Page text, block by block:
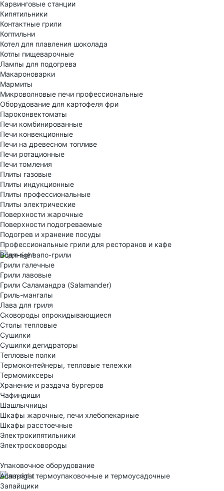
Карвинговые станции
Кипятильники
Контактные грили
Коптильни
Котел для плавления шоколада
Котлы пищеварочные
Лампы для подогрева
Макароноварки
Мармиты
Микроволновые печи профессиональные
Оборудование для картофеля фри
Пароконвектоматы
Печи комбинированные
Печи конвекционные
Печи на древесном топливе
Печи ротационные
Печи томления
Плиты газовые
Плиты индукционные
Плиты профессиональные
Плиты электрические
Поверхности жарочные
Поверхности подогреваемые
Подогрев и хранение посуды
Профессиональные грили для ресторанов и кафе
Водяные вапо-грили
Грили галечные
Грили лавовые
Грили Саламандра (Salamander)
Гриль-мангалы
Лава для гриля
Сковороды опрокидывающиеся
Столы тепловые
Сушилки
Сушилки дегидраторы
Тепловые полки
Термоконтейнеры, тепловые тележки
Термомиксеры
Хранение и раздача бургеров
Чафиндиши
Шашлычницы
Шкафы жарочные, печи хлебопекарные
Шкафы расстоечные
Электрокипятильники
Электросковороды
Упаковочное оборудование
Аппараты термоупаковочные и термоусадочные
Запайщики